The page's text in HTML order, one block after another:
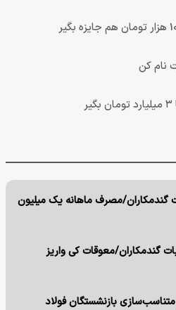
گندمکاران/مصرف ماهانه یک میلیون
از مطالبات گندمکاران/معوقات کی واریز
متناسب‌سازی بازنشستگان فولاد